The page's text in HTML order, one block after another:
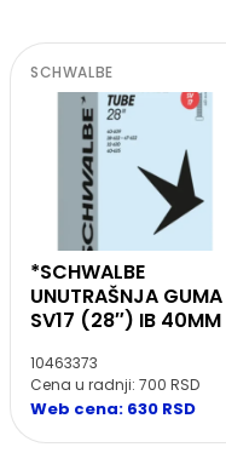
SCHWALBE
*SCHWALBE
UNUTRAŠNJA GUMA
SV17 (28″) IB 40MM
10463373
Cena u radnji: 700 RSD
Web cena: 630 RSD